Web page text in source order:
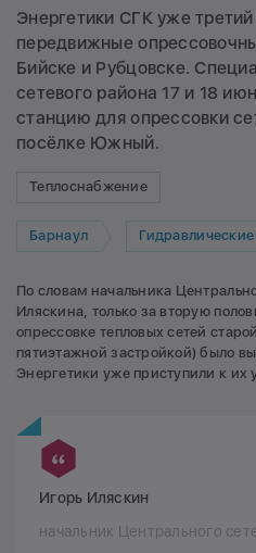
Энергетики СГК уже
передвижные
Бийске и Рубцовске.
сетевого района 17 и 18
станцию для опрессовки
посёлке Южный.
Теплоснабжение
Барнаул Гидравлические
По словам начальника
Иляскина, только за вторую
опрессовке тепловых сетей
пятиэтажной застройкой) было
Энергетики уже приступили к их
Игорь Иляскин
начальник Центрального